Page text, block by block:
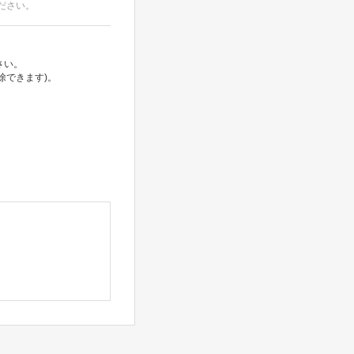
い。
。
きます)。